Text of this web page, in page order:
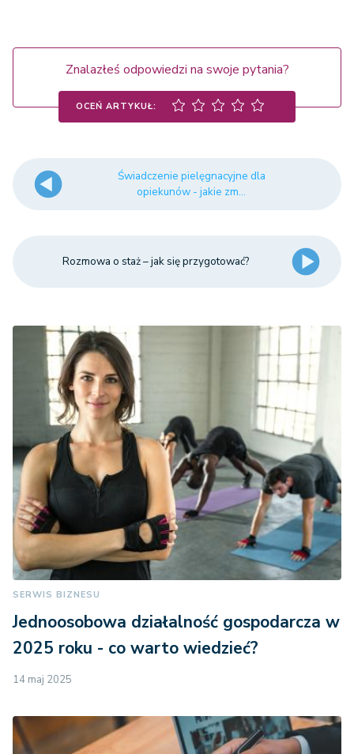
Znalazłeś odpowiedzi na swoje pytania?
OCEŃ ARTYKUŁ:
Świadczenie pielęgnacyjne dla
opiekunów - jakie zm...
Rozmowa o staż – jak się przygotować?
SERWIS BIZNESU
Jednoosobowa działalność gospodarcza w
2025 roku - co warto wiedzieć?
14 maj 2025